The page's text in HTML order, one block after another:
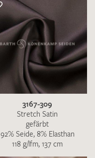
3167-309
Stretch Satin
gefärbt
92% Seide, 8% Elasthan
118 g/lfm, 137 cm